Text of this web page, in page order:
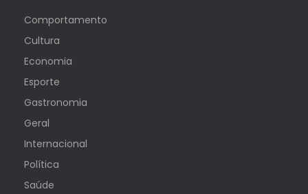
Comportamento
Cultura
Economia
Esporte
Gastronomia
Geral
Internacional
Política
Saúde